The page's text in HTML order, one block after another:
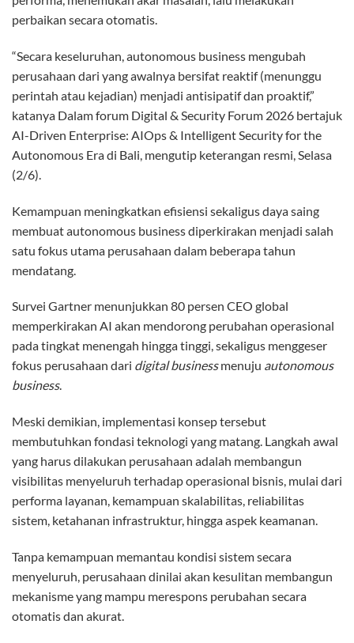
perbaikan secara otomatis.
“Secara keseluruhan, autonomous business mengubah
perusahaan dari yang awalnya bersifat reaktif (menunggu
perintah atau kejadian) menjadi antisipatif dan proaktif,”
katanya Dalam forum Digital & Security Forum 2026 bertajuk
AI-Driven Enterprise: AIOps & Intelligent Security for the
Autonomous Era di Bali, mengutip keterangan resmi, Selasa
(2/6).
Kemampuan meningkatkan efisiensi sekaligus daya saing
membuat autonomous business diperkirakan menjadi salah
satu fokus utama perusahaan dalam beberapa tahun
mendatang.
Survei Gartner menunjukkan 80 persen CEO global
memperkirakan AI akan mendorong perubahan operasional
pada tingkat menengah hingga tinggi, sekaligus menggeser
fokus perusahaan dari digital businessmenuju autonomous
business.
Meski demikian, implementasi konsep tersebut
membutuhkan fondasi teknologi yang matang. Langkah awal
yang harus dilakukan perusahaan adalah membangun
visibilitas menyeluruh terhadap operasional bisnis, mulai dari
performa layanan, kemampuan skalabilitas, reliabilitas
sistem, ketahanan infrastruktur, hingga aspek keamanan.
Tanpa kemampuan memantau kondisi sistem secara
menyeluruh, perusahaan dinilai akan kesulitan membangun
mekanisme yang mampu merespons perubahan secara
otomatis dan akurat.